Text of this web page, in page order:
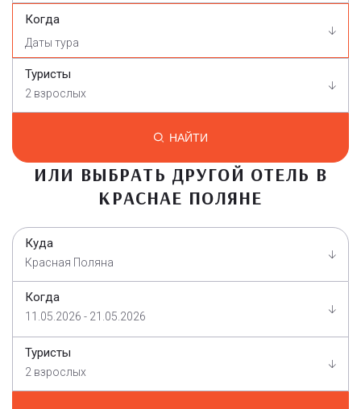
Когда
Туристы
2 взрослых
НАЙТИ
ИЛИ ВЫБРАТЬ ДРУГОЙ ОТЕЛЬ В
КРАСНАЕ ПОЛЯНЕ
Куда
Красная Поляна
Когда
11.05.2026 - 21.05.2026
Туристы
2 взрослых